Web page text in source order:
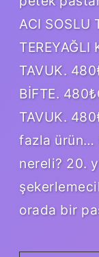
ACI SOSLU
TEREYAĞLI
TAVUK.
BİFTE.
TAVUK.
fazla ürün…
nereli? 20.
orada bir